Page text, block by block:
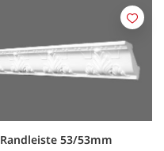
Randleiste 53/53mm